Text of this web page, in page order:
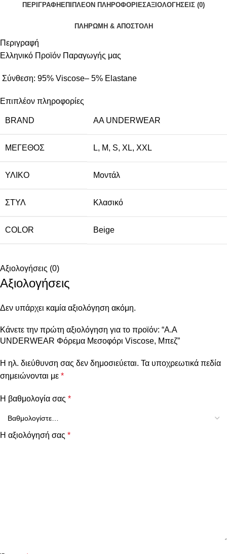
ΠΕΡΙΓΡΑΦΉΕΠΙΠΛΈΟΝ ΠΛΗΡΟΦΟΡΊΕΣΑΞΙΟΛΟΓΉΣΕΙΣ (0)
ΠΛΗΡΩΜΗ & ΑΠΟΣΤΟΛΗ
Περιγραφή
Ελληνικό Προϊόν Παραγωγής μας
Σύνθεση: 95% Viscose– 5% Elastane
Επιπλέον πληροφορίες
BRAND AA UNDERWEAR
ΜΈΓΕΘΟΣ L, M, S, XL, XXL
ΥΛΙΚΌ Μοντάλ
ΣΤΥΛ Κλασικό
COLOR Beige
Αξιολογήσεις (0)
Αξιολογήσεις
Δεν υπάρχει καμία αξιολόγηση ακόμη.
Κάνετε την πρώτη αξιολόγηση για το προϊόν: “Α.A
UNDERWEAR Φόρεμα Μεσοφόρι Viscose, Μπεζ”
Η ηλ. διεύθυνση σας δεν δημοσιεύεται. Τα υποχρεωτικά πεδία
σημειώνονται με *
Η βαθμολογία σας *
Η αξιολόγησή σας *